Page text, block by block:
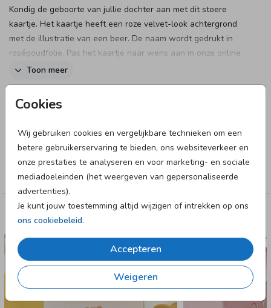
Cookies
Wij gebruiken cookies en vergelijkbare technieken om een
betere gebruikerservaring te bieden, ons websiteverkeer en
onze prestaties te analyseren en voor marketing- en sociale
mediadoeleinden (het weergeven van gepersonaliseerde
advertenties).
Je kunt jouw toestemming altijd wijzigen of intrekken op ons
ons cookiebeleid.
Accepteren
Weigeren
Kondig de geboorte van jullie dochter aan met dit stoere
kaartje. Het kaartje heeft een roze velvet-look achtergrond
met de illustratie van een beer. De naam wordt gedrukt in
roségoudfolie. Pas het kaartje naar wens aan in onze online
editor en bestel snel een proefdruk om dit kaartje in het echt
te zien!
Toon meer
Designer
Collectie
Meisje
Deze designs vind je misschien ook leuk